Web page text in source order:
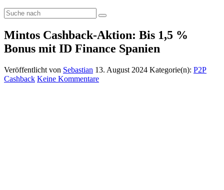
Mintos Cashback-Aktion: Bis 1,5 %
Bonus mit ID Finance Spanien
Veröffentlicht von Sebastian 13. August 2024 Kategorie(n): P2P
Cashback Keine Kommentare